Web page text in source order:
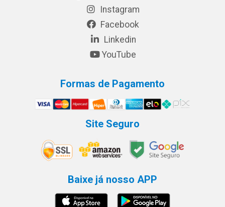
Instagram
Facebook
Linkedin
YouTube
Formas de Pagamento
Site Seguro
Baixe já nosso APP